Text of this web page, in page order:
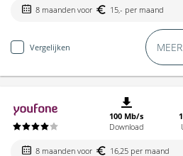
8 maanden voor 15,- per maand
Vergelijken
100 Mb/s
Download
8 maanden voor 16,25 per maand